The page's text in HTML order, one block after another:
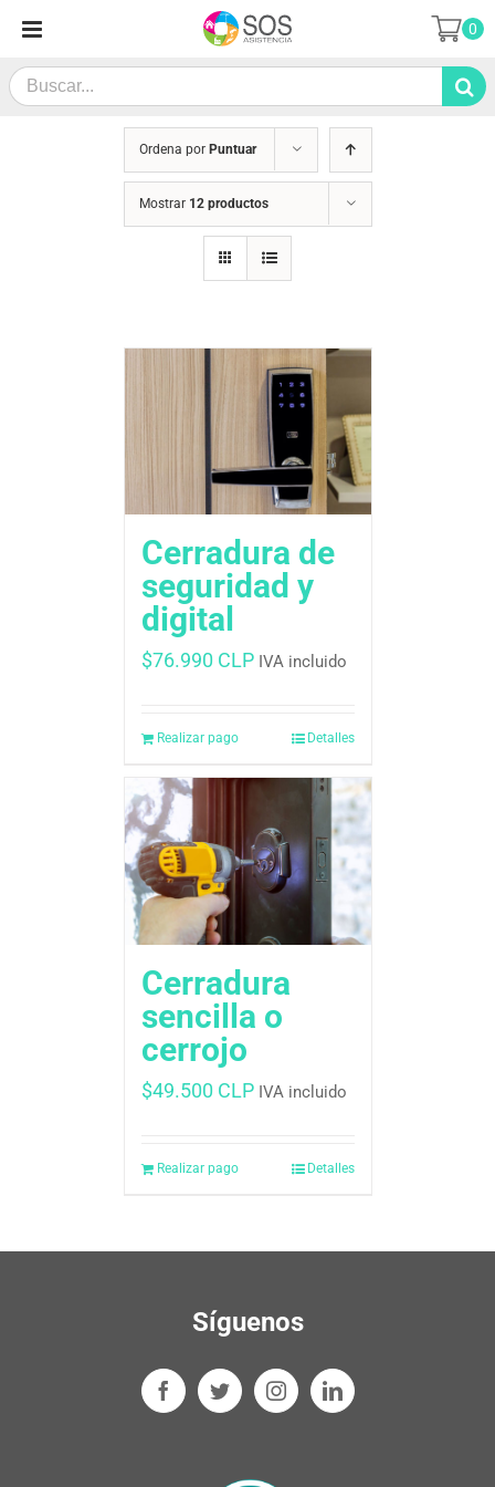
contenido
Search
for:
0
Ordena por Puntuar
Mostrar 12 productos
Cerradura de
seguridad y
digital
$76.990 CLP IVA incluido
Realizar pago Detalles
Cerradura
sencilla o
cerrojo
$49.500 CLP IVA incluido
Realizar pago Detalles
Síguenos